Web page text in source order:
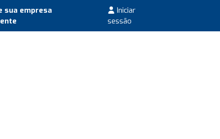
sua empresa
Iniciar
sessão